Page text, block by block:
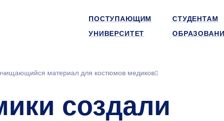
ПОСТУПАЮЩИМ СТУДЕНТАМ
УНИВЕРСИТЕТ
материал для костюмов медиков
создали